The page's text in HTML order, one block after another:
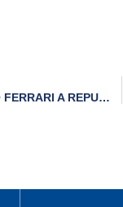
INTERVISTA DEL PRESIDENTE PIETRO FERRARI A REPUBBLICA | 5 GENNAIO 2022